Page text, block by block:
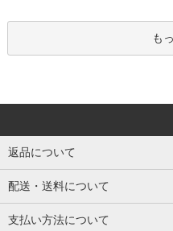
も
返品について
配送・送料について
支払い方法について